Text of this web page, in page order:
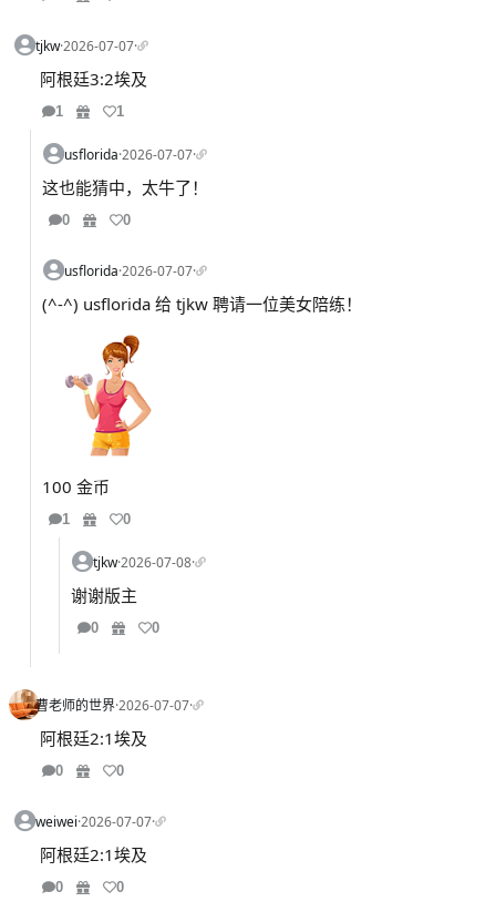
tjkw·2026-07-07·
阿根廷3:2埃及
1 1
usflorida·2026-07-07·
这也能猜中，太牛了！
0 0
usflorida·2026-07-07·
(^-^) usflorida 给 tjkw 聘请一位美女陪练！
100 金币
1 0
tjkw·2026-07-08·
谢谢版主
0 0
曹老师的世界·2026-07-07·
阿根廷2:1埃及
0 0
weiwei·2026-07-07·
阿根廷2:1埃及
0 0